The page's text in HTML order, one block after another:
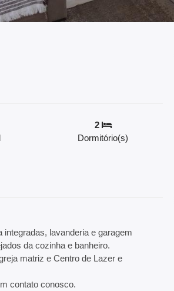
2
Dormitório(s)
lavanderia e garagem
da cozinha e banheiro.
matriz e Centro de Lazer e
contato conosco.